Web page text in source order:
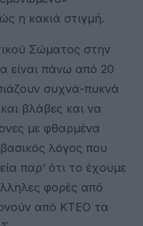
η κακιά στιγμή.
Σώματος στην
είναι πάνω από 20
συχνά-πυκνά
βλάβες και να
με φθαρμένα
λόγος που
παρ’ ότι το έχουμε
φορές από
από ΚΤΕΟ τα